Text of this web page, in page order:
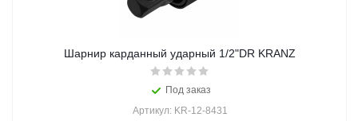
Шарнир карданный ударный 1/2"DR KRANZ
Под заказ
Артикул: KR-12-8431